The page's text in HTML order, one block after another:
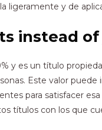
ligeramente y de
instead
y es un título
Este valor
para satisfacer
títulos con los que